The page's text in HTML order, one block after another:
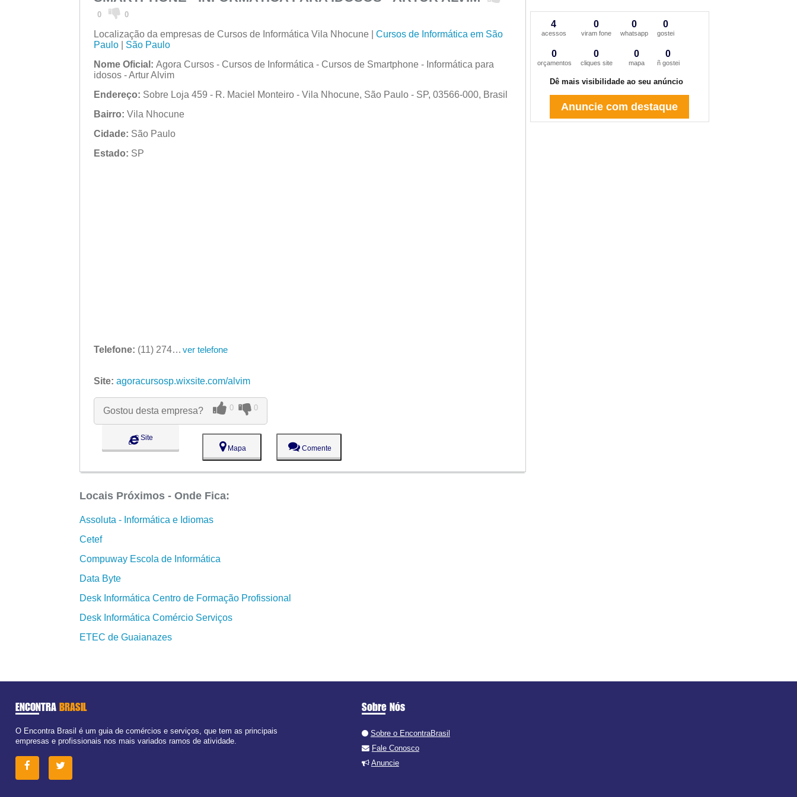
0 0
Localização da empresas de Cursos de Informática Vila Nhocune | Cursos de Informática em São
Paulo| São Paulo
Nome Oficial: Agora Cursos - Cursos de Informática - Cursos de Smartphone - Informática para
idosos - Artur Alvim
Endereço: Sobre Loja 459 - R. Maciel Monteiro - Vila Nhocune, São Paulo - SP, 03566-000, Brasil
Bairro: Vila Nhocune
Cidade: São Paulo
Estado: SP
Telefone: (11) 2741-6199 ver telefone
Site: agoracursosp.wixsite.com/alvim
Gostou desta empresa? 0 0
Site
Mapa
Comente
Locais Próximos - Onde Fica:
Assoluta - Informática e Idiomas
Cetef
Compuway Escola de Informática
Data Byte
Desk Informática Centro de Formação Profissional
Desk Informática Comércio Serviços
ETEC de Guaianazes
4
acessos
0
viram fone
0
whatsapp
0
gostei
0
orçamentos
0
cliques site
0
mapa
0
ñ gostei
Dê mais visibilidade ao seu anúncio
Anuncie com destaque
ENCONTRA BRASIL
O Encontra Brasil é um guia de comércios e serviços, que tem as principais
empresas e profissionais nos mais variados ramos de atividade.
Sobre Nós
Sobre o EncontraBrasil
Fale Conosco
Anuncie